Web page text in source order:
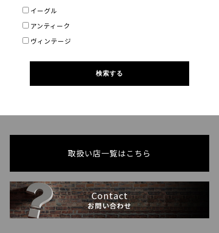
イーグル
アンティーク
ヴィンテージ
取扱い店一覧はこちら
Contact
お問い合わせ